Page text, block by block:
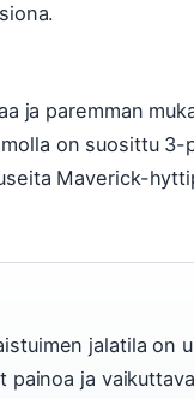
ja paremman
on suosittu
Maverick-
jalatila on
painoa ja